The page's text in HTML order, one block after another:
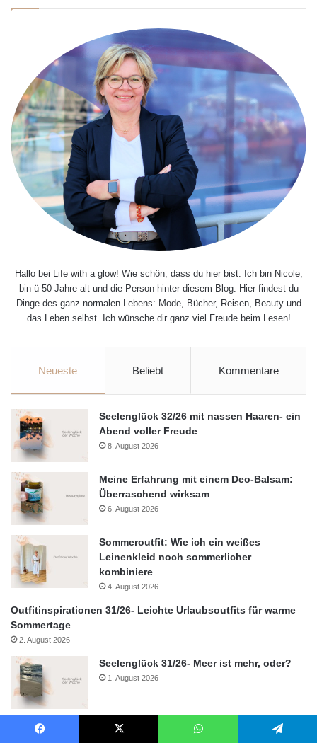
Hallo bei Life with a glow! Wie schön, dass du hier bist. Ich bin Nicole,
bin ü-50 Jahre alt und die Person hinter diesem Blog. Hier findest du
Dinge des ganz normalen Lebens: Mode, Bücher, Reisen, Beauty und
das Leben selbst. Ich wünsche dir ganz viel Freude beim Lesen!
Neueste Beliebt Kommentare
Seelenglück 32/26 mit nassen Haaren- ein
Abend voller Freude
8. August 2026
Meine Erfahrung mit einem Deo-Balsam:
Überraschend wirksam
6. August 2026
Sommeroutfit: Wie ich ein weißes
Leinenkleid noch sommerlicher
kombiniere
4. August 2026
Outfitinspirationen 31/26- Leichte Urlaubsoutfits für warme
Sommertage
2. August 2026
Seelenglück 31/26- Meer ist mehr, oder?
1. August 2026